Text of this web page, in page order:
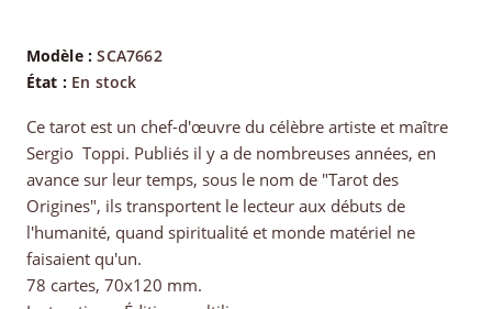
Modèle :SCA7662
État : En stock
Ce tarot est un chef-d'œuvre du célèbre artiste et maître
Sergio Toppi. Publiés il y a de nombreuses années, en
avance sur leur temps, sous le nom de "Tarot des
Origines", ils transportent le lecteur aux débuts de
l'humanité, quand spiritualité et monde matériel ne
faisaient qu'un.
78 cartes, 70x120 mm.